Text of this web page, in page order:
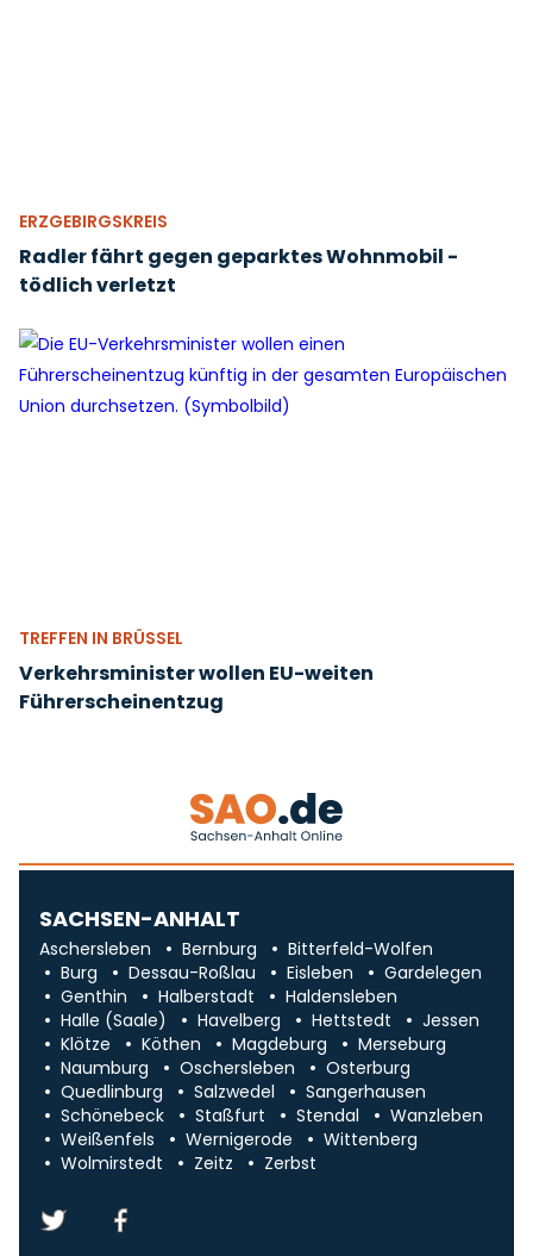
ERZGEBIRGSKREIS
Radler fährt gegen geparktes Wohnmobil -
tödlich verletzt
TREFFEN IN BRÜSSEL
Verkehrsminister wollen EU-weiten
Führerscheinentzug
SACHSEN-ANHALT
Aschersleben Bernburg
Bitterfeld-Wolfen
Burg
Dessau-Roßlau Eisleben
Gardelegen
Genthin
Halberstadt
Haldensleben
Halle (Saale)
Havelberg Hettstedt
Jessen
Klötze
Köthen Magdeburg
Merseburg
Naumburg
Oschersleben
Osterburg
Quedlinburg
Salzwedel
Sangerhausen
Schönebeck
Staßfurt Stendal
Wanzleben
Weißenfels
Wernigerode
Wittenberg
Wolmirstedt
Zeitz Zerbst